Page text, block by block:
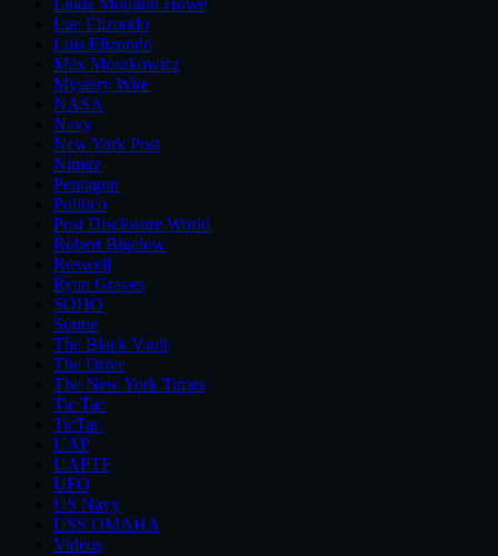
Linda Moulton Howe
Lue Elizondo
Luis Elizondo
Max Moszkowicz
Mystery Wire
NASA
Navy
New York Post
Nimitz
Pentagon
Politico
Post Disclosure World
Robert Bigelow
Roswell
Ryan Graves
SOHO
Sonne
The Black Vault
The Drive
The New York Times
Tic Tac
TicTac
UAP
UAPTF
UFO
US Navy
USS OMAHA
Videos